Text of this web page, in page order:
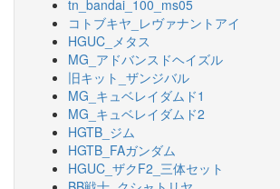
tn_bandai_100_ms05
コトブキヤ_レヴァナントアイ
HGUC_メタス
MG_アドバンスドヘイズル
旧キット_ザンジバル
MG_キュベレイダムド1
MG_キュベレイダムド2
HGTB_ジム
HGTB_FAガンダム
HGUC_ザクF2_三体セット